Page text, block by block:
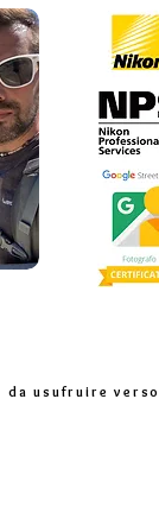
da usufruire verso